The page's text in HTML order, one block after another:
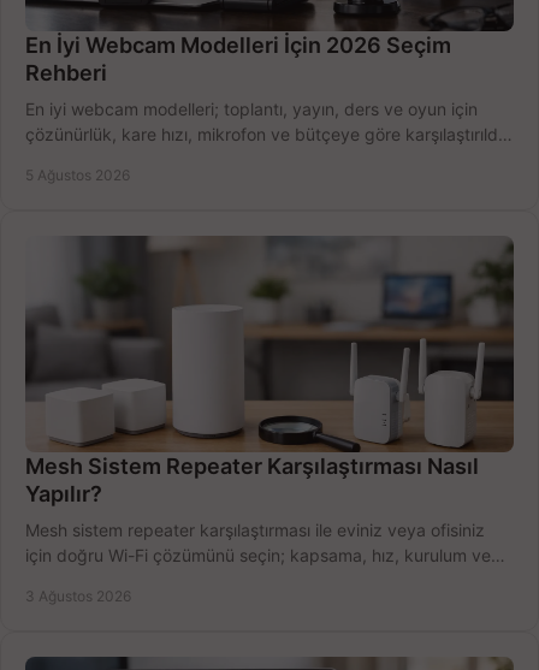
En İyi Webcam Modelleri İçin 2026 Seçim
Rehberi
En iyi webcam modelleri; toplantı, yayın, ders ve oyun için
çözünürlük, kare hızı, mikrofon ve bütçeye göre karşılaştırıldı.
5 Ağustos 2026
Mesh Sistem Repeater Karşılaştırması Nasıl
Yapılır?
Mesh sistem repeater karşılaştırması ile eviniz veya ofisiniz
için doğru Wi-Fi çözümünü seçin; kapsama, hız, kurulum ve
3 Ağustos 2026